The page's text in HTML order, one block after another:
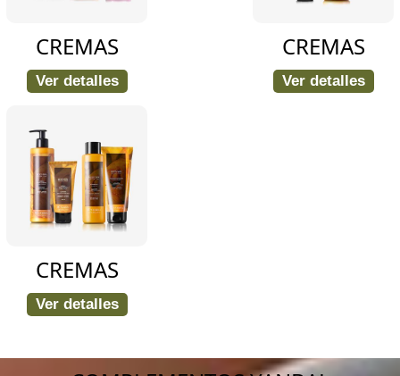
CREMAS
Ver detalles
CREMAS
Ver detalles
CREMAS
Ver detalles